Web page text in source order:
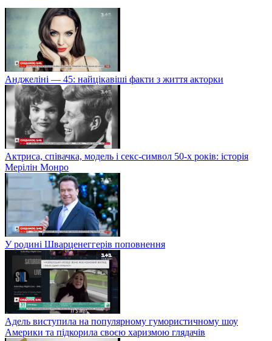
Анджеліні — 45: найцікавіші факти з життя акторки
Актриса, співачка, модель і секс-символ 50-х років: історія
Мерілін Монро
У родині Шварценеггерів поповнення
Адель виступила на популярному гумористичному шоу
Америки та підкорила своєю харизмою глядачів